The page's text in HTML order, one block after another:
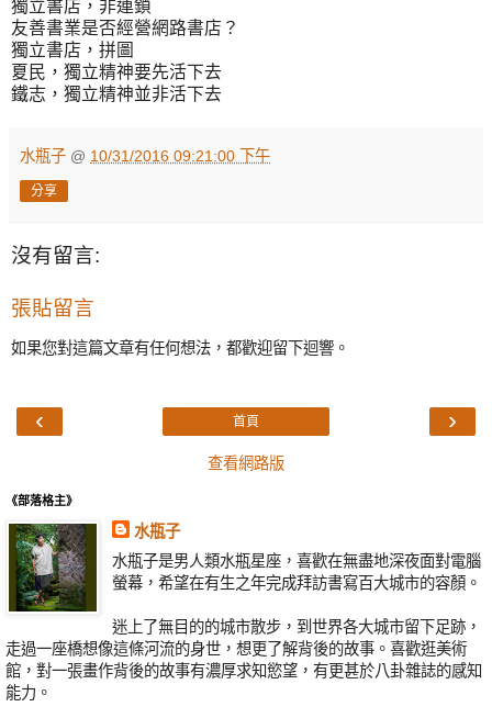
獨立書店，非連鎖
友善書業是否經營網路書店？
獨立書店，拼圖
夏民，獨立精神要先活下去
鐵志，獨立精神並非活下去
水瓶子 @ 10/31/2016 09:21:00 下午
分享
沒有留言:
張貼留言
如果您對這篇文章有任何想法，都歡迎留下迴響。
‹ ›
首頁
查看網路版
《部落格主》
水瓶子
水瓶子是男人類水瓶星座，喜歡在無盡地深夜面對電腦
螢幕，希望在有生之年完成拜訪書寫百大城市的容顏。
迷上了無目的的城市散步，到世界各大城市留下足跡，
走過一座橋想像這條河流的身世，想更了解背後的故事。喜歡逛美術
館，對一張畫作背後的故事有濃厚求知慾望，有更甚於八卦雜誌的感知
能力。